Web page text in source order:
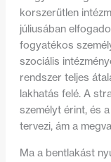
korszerűtlen
júliusában
fogyatékos
szociális
rendszer teljes
lakhatás felé. A
személyt érint, és
tervezi, ám a
Ma a bentlakást